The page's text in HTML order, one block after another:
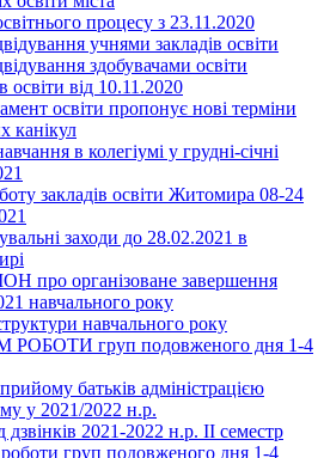
процесу з 23.11.2020
учнями закладів освіти
здобувачами освіти
освіти від 10.11.2020
освіти пропонує нові терміни
канікул
в колегіумі у грудні-січні
закладів освіти Житомира 08-24
заходи до 28.02.2021 в
про організоване завершення
навчального року
навчального року
груп подовженого дня 1-4
батьків адміністрацією
у 2021/2022 н.р.
дзвінків 2021-2022 н.р. ІІ семестр
груп подовженого дня 1-4